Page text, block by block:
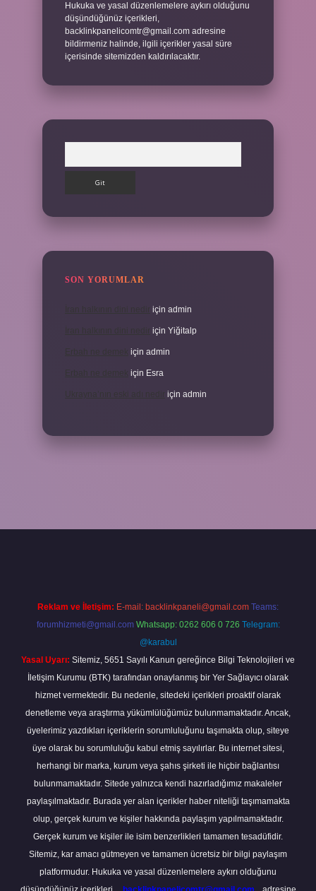
Hukuka ve yasal düzenlemelere aykırı olduğunu
düşündüğünüz içerikleri,
backlinkpanelicomtr@gmail.com adresine
bildirmeniz halinde, ilgili içerikler yasal süre
içerisinde sitemizden kaldırılacaktır.
SON YORUMLAR
için admin
için Yiğitalp
için admin
Erbah ne demek için Esra
için admin
Reklam ve İletişim: E-mail: backlinkpaneli@gmail.com Teams:
forumhizmeti@gmail.com Whatsapp: 0262 606 0 726 Telegram:
@karabul
Yasal Uyarı: Sitemiz, 5651 Sayılı Kanun gereğince Bilgi Teknolojileri ve
İletişim Kurumu (BTK) tarafından onaylanmış bir Yer Sağlayıcı olarak
hizmet vermektedir. Bu nedenle, sitedeki içerikleri proaktif olarak
denetleme veya araştırma yükümlülüğümüz bulunmamaktadır. Ancak,
üyelerimiz yazdıkları içeriklerin sorumluluğunu taşımakta olup, siteye
üye olarak bu sorumluluğu kabul etmiş sayılırlar. Bu internet sitesi,
herhangi bir marka, kurum veya şahıs şirketi ile hiçbir bağlantısı
bulunmamaktadır. Sitede yalnızca kendi hazırladığımız makaleler
paylaşılmaktadır. Burada yer alan içerikler haber niteliği taşımamakta
olup, gerçek kurum ve kişiler hakkında paylaşım yapılmamaktadır.
Gerçek kurum ve kişiler ile isim benzerlikleri tamamen tesadüfidir.
Sitemiz, kar amacı gütmeyen ve tamamen ücretsiz bir bilgi paylaşım
platformudur. Hukuka ve yasal düzenlemelere aykırı olduğunu